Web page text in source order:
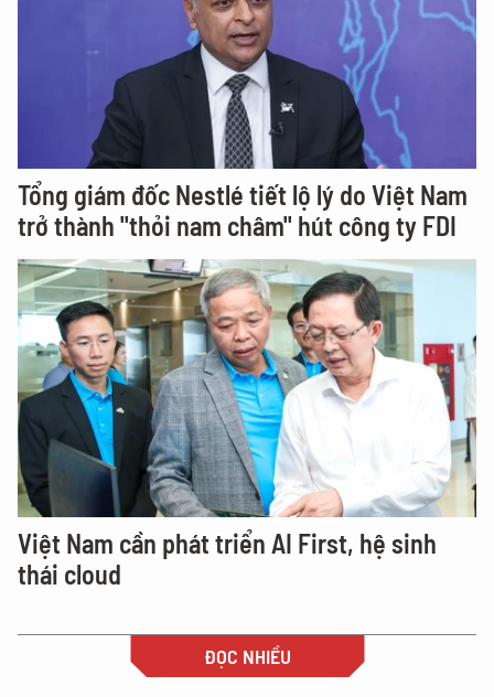
Tổng giám đốc Nestlé tiết lộ lý do Việt Nam
trở thành "thỏi nam châm" hút công ty FDI
Việt Nam cần phát triển AI First, hệ sinh
thái cloud
ĐỌC NHIỀU